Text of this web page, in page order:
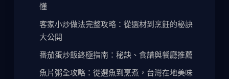
懂
客家小炒做法完整攻略：從選材到烹飪的秘訣
大公開
番茄蛋炒飯終極指南：秘訣、食譜與餐廳推薦
魚片粥全攻略：從選魚到烹煮，台灣在地美味